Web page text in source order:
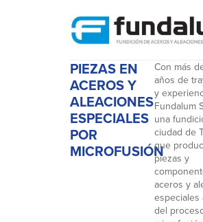
PIEZAS EN
ACEROS Y
ALEACIONES
ESPECIALES
POR
MICROFUSIÓN
Con más
años de
y
Fundalum
una
ciudad de
que
piezas y
aceros y
especiales
del